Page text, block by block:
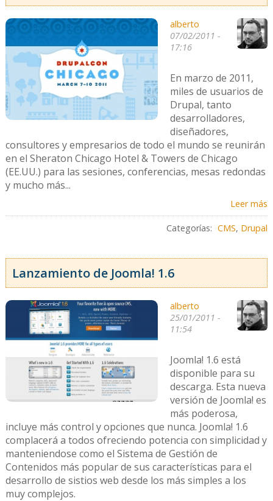
alberto
07/02/2011 -
17:16
En marzo de 2011,
miles de usuarios de
Drupal, tanto
desarrolladores,
diseñadores,
consultores y empresarios de todo el mundo se reunirán
en el Sheraton Chicago Hotel & Towers de Chicago
(EE.UU.) para las sesiones, conferencias, mesas redondas
y mucho más...
Leer más
Categorías: CMS, Drupal
Lanzamiento de Joomla! 1.6
alberto
25/01/2011 -
11:54
Joomla! 1.6 está
disponible para su
descarga. Esta nueva
versión de Joomla! es
más poderosa,
incluye más control y opciones que nunca. Joomla! 1.6
complacerá a todos ofreciendo potencia con simplicidad y
manteniendose como el Sistema de Gestión de
Contenidos más popular de sus características para el
desarrollo de sistios web desde los más simples a los
muy complejos.